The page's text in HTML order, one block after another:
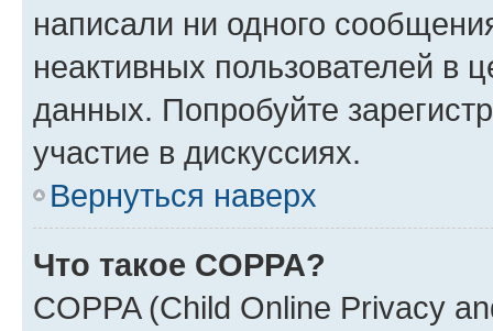
написали ни одного
неактивных пользователей в
данных. Попробуйте
участие в дискуссиях.
Вернуться наверх
Что такое COPPA?
COPPA (Child Online Privacy